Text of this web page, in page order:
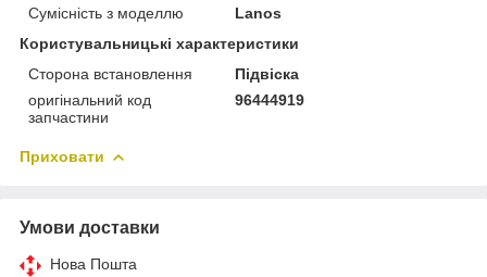
Сумісність з моделлю
Lanos
Користувальницькі характеристики
Сторона встановлення
Підвіска
оригінальний код
запчастини
96444919
Приховати
Умови доставки
Нова Пошта